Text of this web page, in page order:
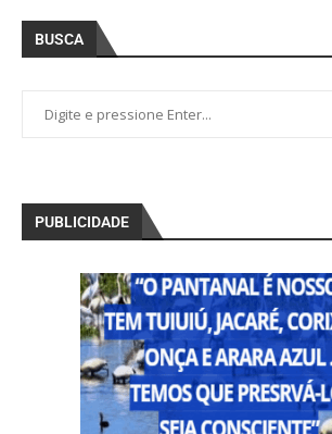
BUSCA
PUBLICIDADE